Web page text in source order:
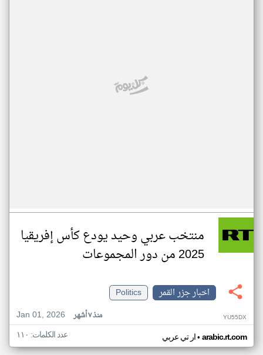
منتخب عربي وحيد يودع كأس إفريقيا
2025 من دور المجموعات
اخبار جزر القمر
Politics
Jan 01, 2026
منذ ٧ أشهر YU55DX
ار تي عربي• arabic.rt.com عدد الكلمات: ١١٠